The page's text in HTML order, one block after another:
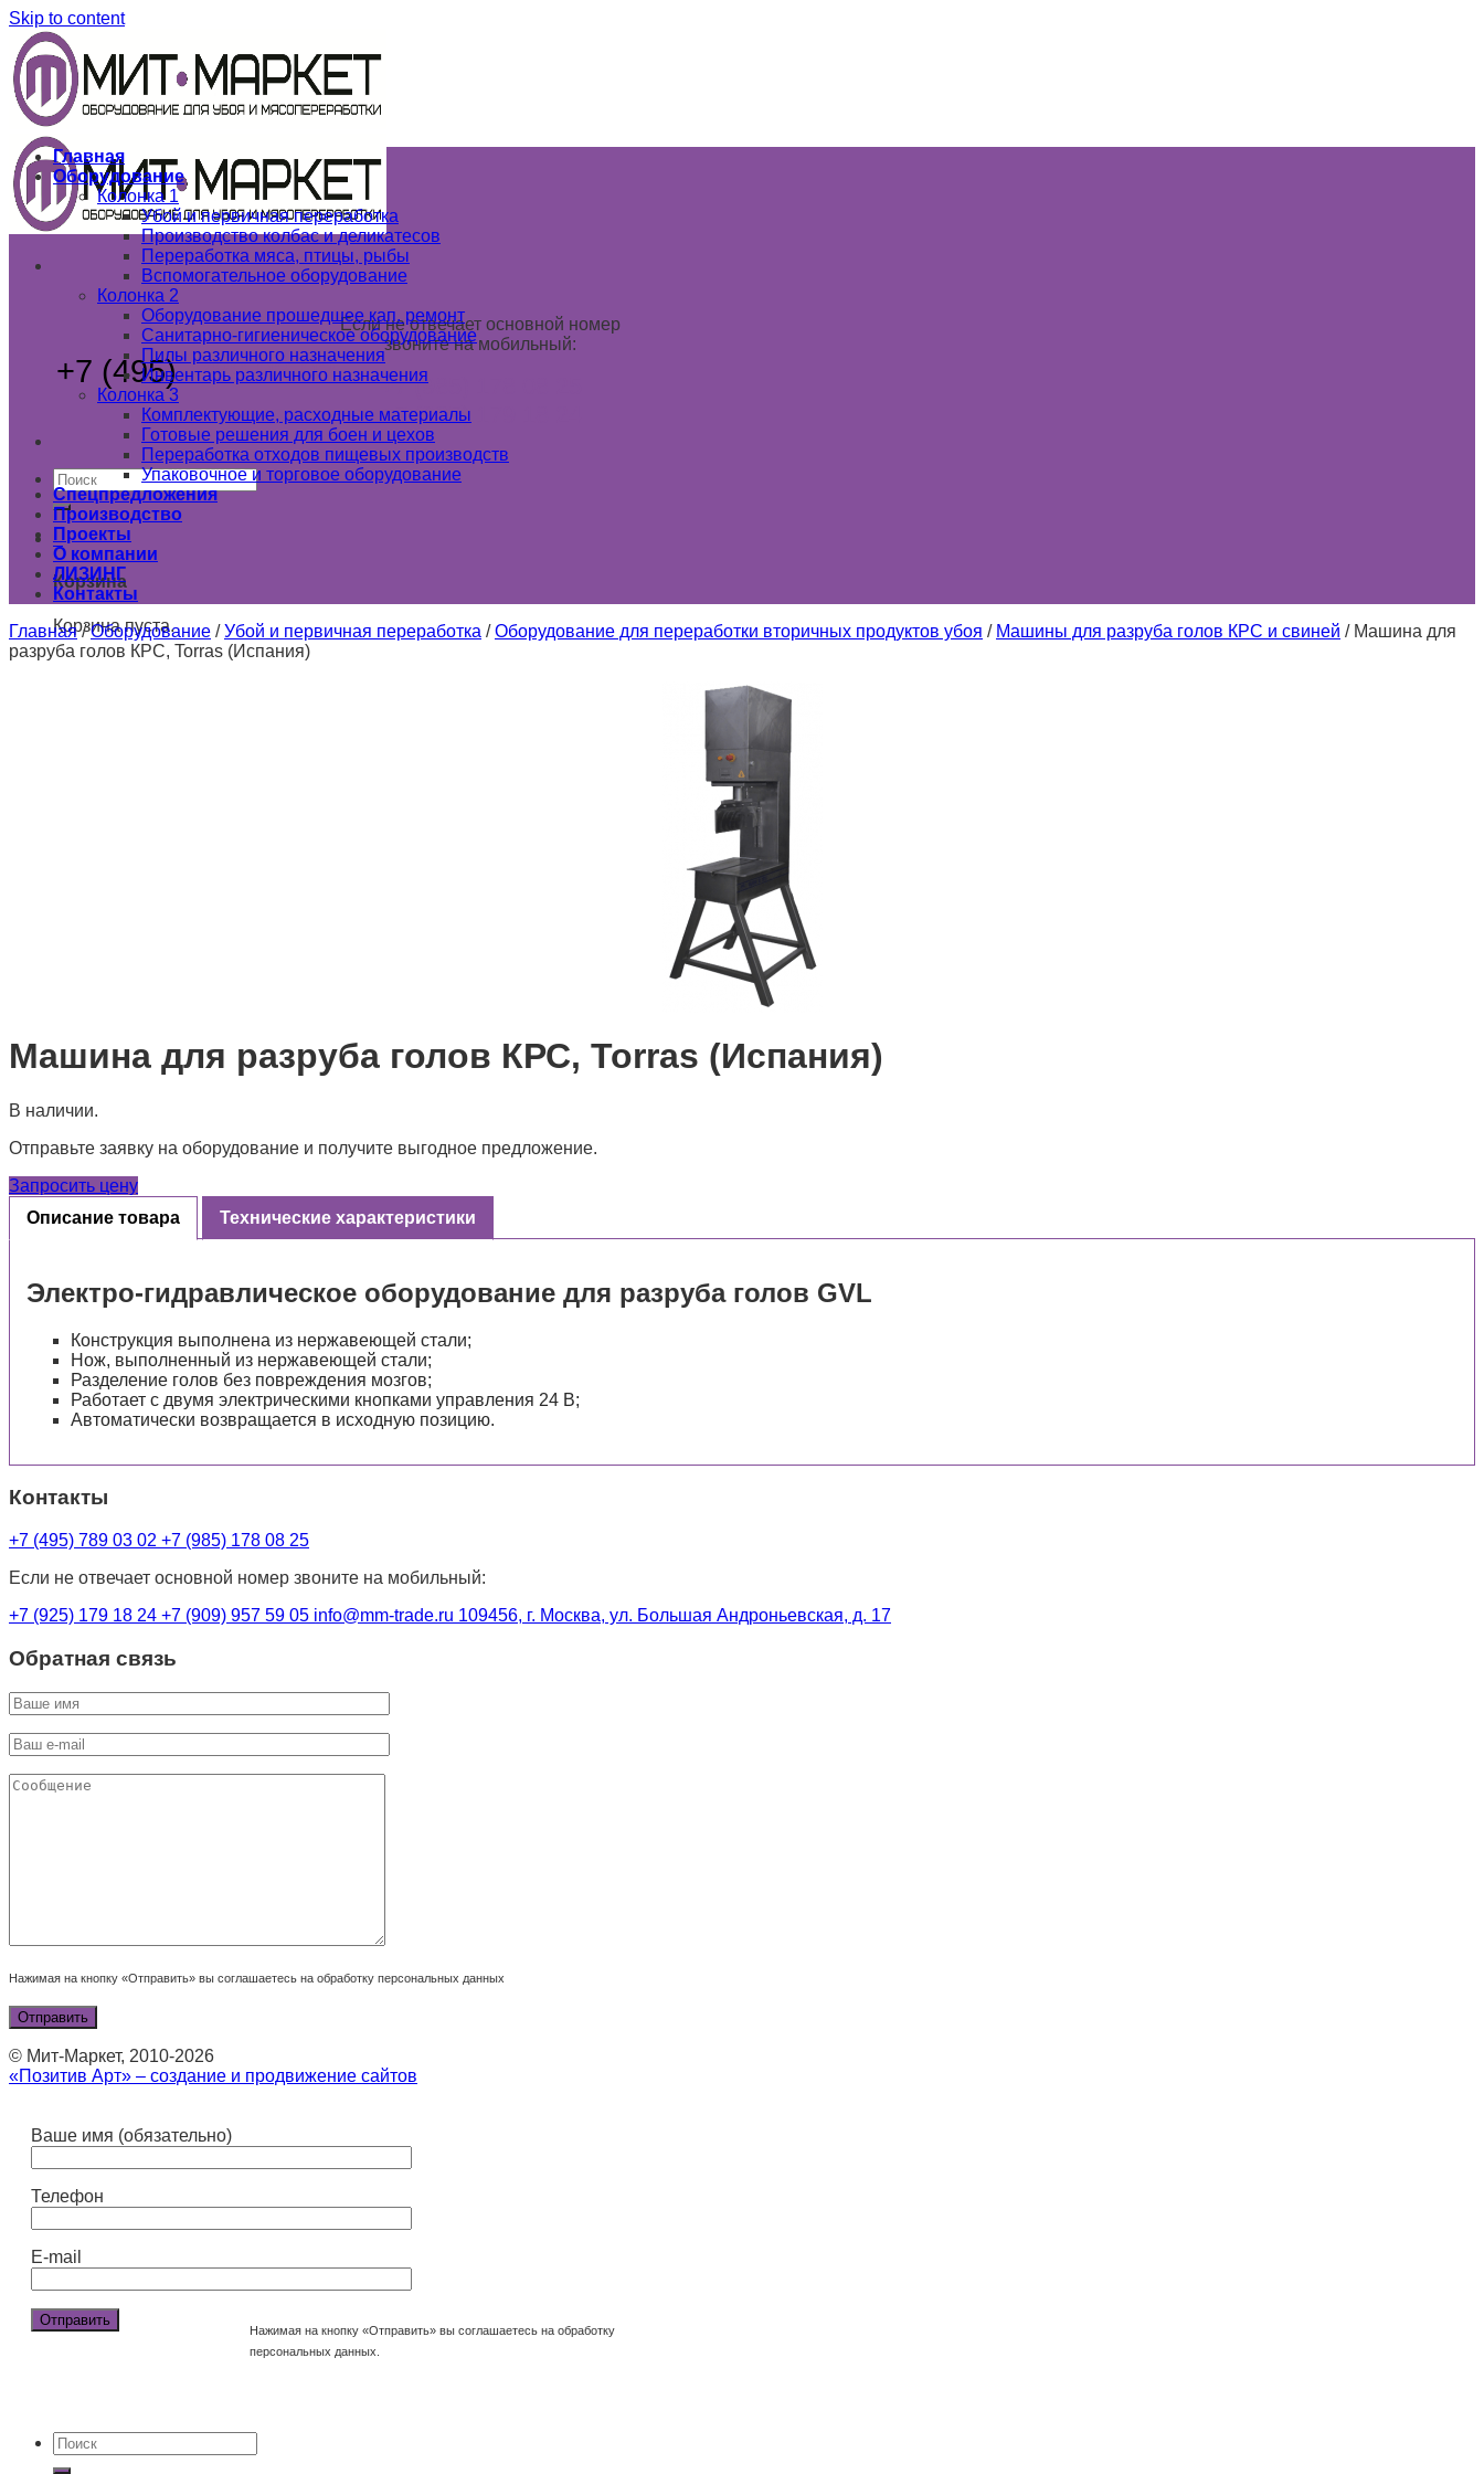
Skip to content
+7 (495)789 03 02
Если не отвечает основной номер
звоните на мобильный:
+7 (985) 178 08 25
+7 (925) 179 18 24
0
Корзина
Корзина пуста.
Главная
Оборудование
Колонка 1
Убой и первичная переработка
Производство колбас и деликатесов
Переработка мяса, птицы, рыбы
Вспомогательное оборудование
Колонка 2
Оборудование прошедшее кап. ремонт
Санитарно-гигиеническое оборудование
Пилы различного назначения
Инвентарь различного назначения
Колонка 3
Комплектующие, расходные материалы
Готовые решения для боен и цехов
Переработка отходов пищевых производств
Упаковочное и торговое оборудование
Спецпредложения
Производство
Проекты
О компании
ЛИЗИНГ
Контакты
Главная / Оборудование / Убой и первичная переработка / Оборудование для переработки вторичных продуктов убоя / Машины для разруба голов КРС и свиней /Машина для
разруба голов КРС, Torras (Испания)
Машина для разруба голов КРС, Torras (Испания)
В наличии.
Отправьте заявку на оборудование и получите выгодное предложение.
Запросить цену
Описание товара
Технические характеристики
Электро-гидравлическое оборудование для разруба голов GVL
Конструкция выполнена из нержавеющей стали;
Нож, выполненный из нержавеющей стали;
Разделение голов без повреждения мозгов;
Работает с двумя электрическими кнопками управления 24 В;
Автоматически возвращается в исходную позицию.
Контакты
+7 (495) 789 03 02 +7 (985) 178 08 25
Если не отвечает основной номер звоните на мобильный:
+7 (925) 179 18 24 +7 (909) 957 59 05 info@mm-trade.ru 109456, г. Москва, ул. Большая Андроньевская, д. 17
Обратная связь
Нажимая на кнопку «Отправить» вы соглашаетесь на обработку персональных данных
© Мит-Маркет, 2010-2026
«Позитив Арт» – создание и продвижение сайтов
Ваше имя (обязательно)
Телефон
E-mail
Нажимая на кнопку «Отправить» вы соглашаетесь на обработку
персональных данных.